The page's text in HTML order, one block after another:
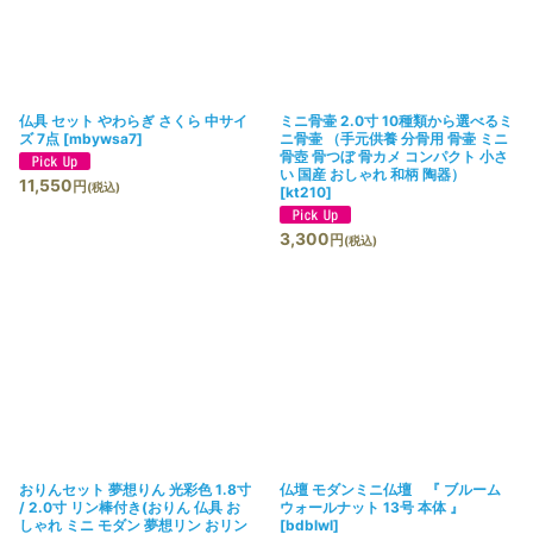
仏具 セット やわらぎ さくら 中サイ
ズ 7点 [mbywsa7]
11,550 円 (税込)
ミニ骨壷 2.0寸 10種類から選べるミ
ニ骨壷 （手元供養 分骨用 骨壷 ミニ
骨壺 骨つぼ 骨カメ コンパクト 小さ
い 国産 おしゃれ 和柄 陶器）
[kt210]
3,300 円 (税込)
おりんセット 夢想りん 光彩色 1.8寸
/ 2.0寸 リン棒付き(おりん 仏具 お
しゃれ ミニ モダン 夢想リン おリン
仏壇 モダンミニ仏壇 『 ブルーム
ウォールナット 13号 本体 』
[bdblwl]